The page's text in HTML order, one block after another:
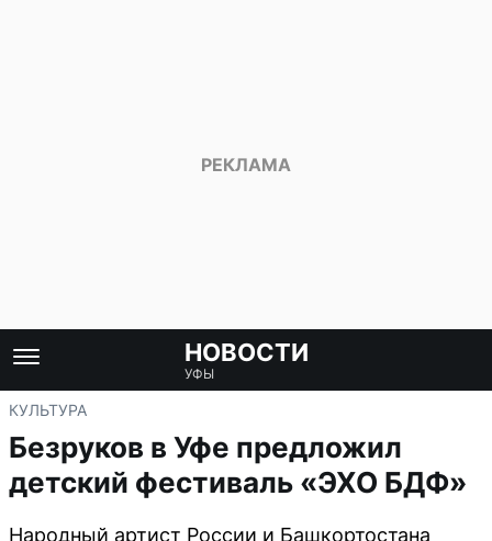
НОВОСТИ
УФЫ
КУЛЬТУРА
Безруков в Уфе предложил
детский фестиваль «ЭХО БДФ»
Народный артист России и Башкортостана